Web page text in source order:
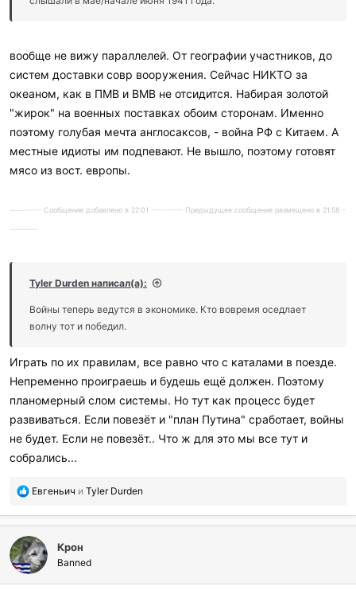
техногенной катастрофы типа хранилища в Хамфорде.
вообще не вижу параллелей. От географии участников, до
систем доставки совр вооружения. Сейчас НИКТО за
океаном, как в ПМВ и ВМВ не отсидится. Набирая золотой
"жирок" на военных поставках обоим сторонам. Именно
поэтому голубая мечта англосаксов, - война РФ с Китаем. А
местные идиоты им подпевают. Не вышло, поэтому готовят
мясо из вост. европы.
---------- Сообщение добавлено в 22:01 ---------- Предыдущее сообщение размещено в 21:58 -
---------
Tyler Durden написал(а):
Войны теперь ведутся в экономике. Кто вовремя оседлает
волну тот и победил.
Играть по их правилам, все равно что с каталами в поезде.
Непременно проиграешь и будешь ещё должен. Поэтому
планомерный слом системы. Но тут как процесс будет
развиваться. Если повезёт и "план Путина" сработает, войны
не будет. Если не повезёт.. Что ж для это мы все тут и
собрались...
П
б
л
а
г
о
Евгеньич и Tyler Durden
Крон
Banned